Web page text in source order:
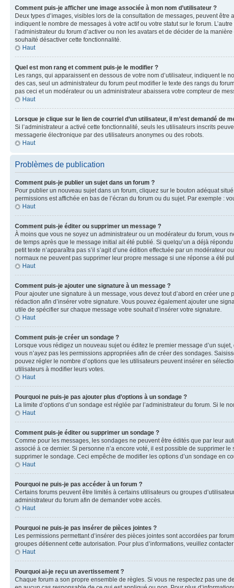
Comment puis-je afficher une image associée à mon nom d’utilisateur ?
Deux types d’images, visibles lors de la consultation de messages, peuvent
indiquent le nombre de messages à votre actif ou votre statut sur le forum.
l’administrateur du forum d’activer ou non les avatars et de décider de la
souhaité désactiver cette fonctionnalité.
Haut
Quel est mon rang et comment puis-je le modifier ?
Les rangs, qui apparaissent en dessous de votre nom d’utilisateur, indiquent le
des cas, seul un administrateur du forum peut modifier le texte des rangs du
pas ceci et un modérateur ou un administrateur abaissera votre compteur de
Haut
Lorsque je clique sur le lien de courriel d’un utilisateur, il m’est demandé de
Si l’administrateur a activé cette fonctionnalité, seuls les utilisateurs inscrits
messagerie électronique par des utilisateurs anonymes ou des robots.
Haut
Problèmes de publication
Comment puis-je publier un sujet dans un forum ?
Pour publier un nouveau sujet dans un forum, cliquez sur le bouton adéquat
permissions est affichée en bas de l’écran du forum ou du sujet. Par exemple :
Haut
Comment puis-je éditer ou supprimer un message ?
À moins que vous ne soyez un administrateur ou un modérateur du forum,
de temps après que le message initial ait été publié. Si quelqu’un a déjà
petit texte n’apparaîtra pas s’il s’agit d’une édition effectuée par un
normaux ne peuvent pas supprimer leur propre message si une réponse a été
Haut
Comment puis-je ajouter une signature à un message ?
Pour ajouter une signature à un message, vous devez tout d’abord en créer
rédaction afin d’insérer votre signature. Vous pouvez également ajouter une
utile de spécifier sur chaque message votre souhait d’insérer votre signature.
Haut
Comment puis-je créer un sondage ?
Lorsque vous rédigez un nouveau sujet ou éditez le premier message d’un
vous n’ayez pas les permissions appropriées afin de créer des sondages.
pouvez régler le nombre d’options que les utilisateurs peuvent insérer en
utilisateurs à modifier leurs votes.
Haut
Pourquoi ne puis-je pas ajouter plus d’options à un sondage ?
La limite d’options d’un sondage est réglée par l’administrateur du forum. Si le
Haut
Comment puis-je éditer ou supprimer un sondage ?
Comme pour les messages, les sondages ne peuvent être édités que par leur
associé à ce dernier. Si personne n’a encore voté, il est possible de supprimer
supprimer le sondage. Ceci empêche de modifier les options d’un sondage en
Haut
Pourquoi ne puis-je pas accéder à un forum ?
Certains forums peuvent être limités à certains utilisateurs ou groupes
administrateur du forum afin de demander votre accès.
Haut
Pourquoi ne puis-je pas insérer de pièces jointes ?
Les permissions permettant d’insérer des pièces jointes sont accordées par
groupes détiennent cette autorisation. Pour plus d’informations, veuillez
Haut
Pourquoi ai-je reçu un avertissement ?
Chaque forum a son propre ensemble de règles. Si vous ne respectez pas une